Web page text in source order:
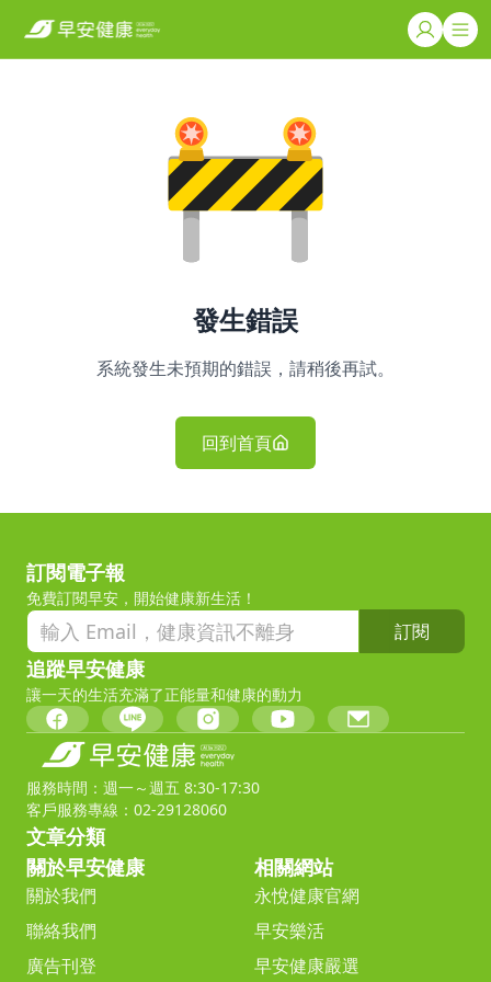
發生錯誤
系統發生未預期的錯誤，請稍後再試。
回到首頁
訂閱電子報
免費訂閱早安，開始健康新生活！
訂閱
追蹤早安健康
讓一天的生活充滿了正能量和健康的動力
服務時間：週一～週五 8:30-17:30
客戶服務專線：02-29128060
文章分類
關於早安健康
關於我們
聯絡我們
廣告刊登
相關網站
永悅健康官網
早安樂活
早安健康嚴選